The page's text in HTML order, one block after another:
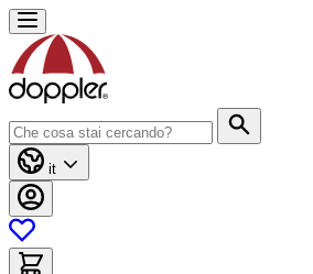
Salta
al
contenuto
it